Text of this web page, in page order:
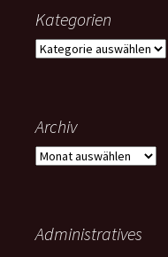
Kategorien
Kategorien
Archiv
Archiv
Administratives